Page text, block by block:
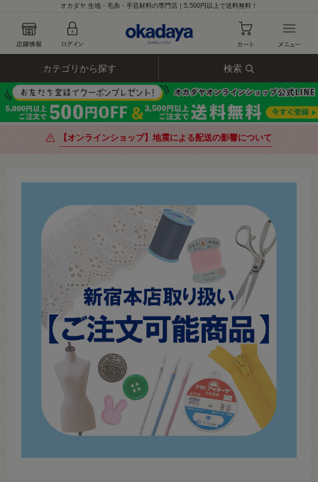
オカダヤ 生地・毛糸・手芸材料の専門店｜5,500円以上で送料無料！
カテゴリから探す 検索
【オンラインショップ】地震による配送の影響について